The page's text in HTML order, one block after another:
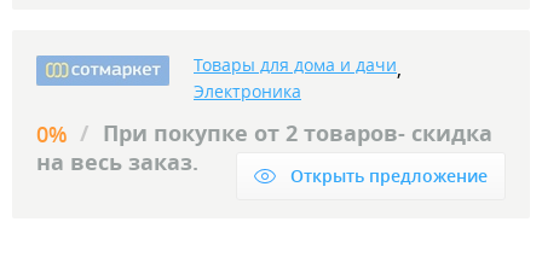
Товары для дома и дачи,
Электроника
0% / При покупке от 2 товаров- скидка
на весь заказ.
Открыть предложение